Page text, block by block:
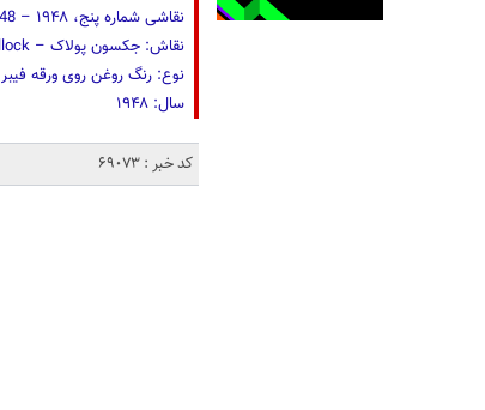
نقاشی شماره پنج، ۱۹۴۸ – No. 5, 1948
نقاش: جکسون پولاک – Jackson Pollock
نوع: رنگ روغن روی ورقه فیبر
سال: ۱۹۴۸
کد خبر : 69073